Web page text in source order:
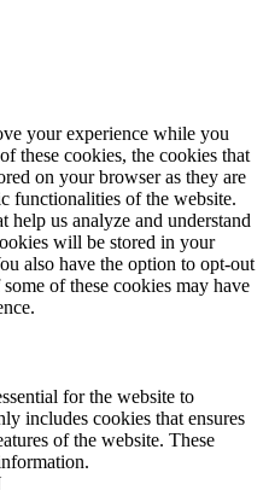
your experience while you
these cookies, the cookies that
on your browser as they are
functionalities of the website.
help us analyze and understand
will be stored in your
also have the option to opt-out
of these cookies may have
for the website to
includes cookies that ensures
of the website. These